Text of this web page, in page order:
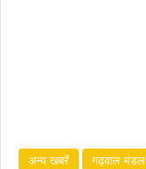
अन्य खबरें गढ़वाल मंडल